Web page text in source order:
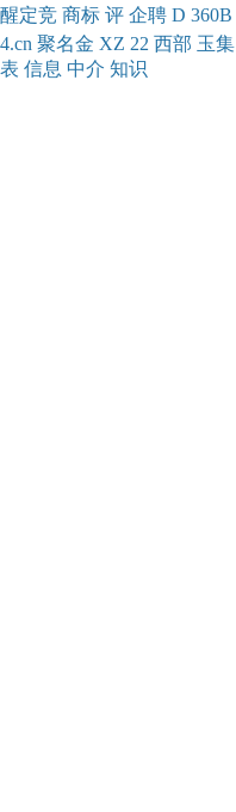
醒定竞 商标 评 企聘 D 360B
4.cn 聚名金 XZ 22 西部 玉集
表 信息 中介 知识